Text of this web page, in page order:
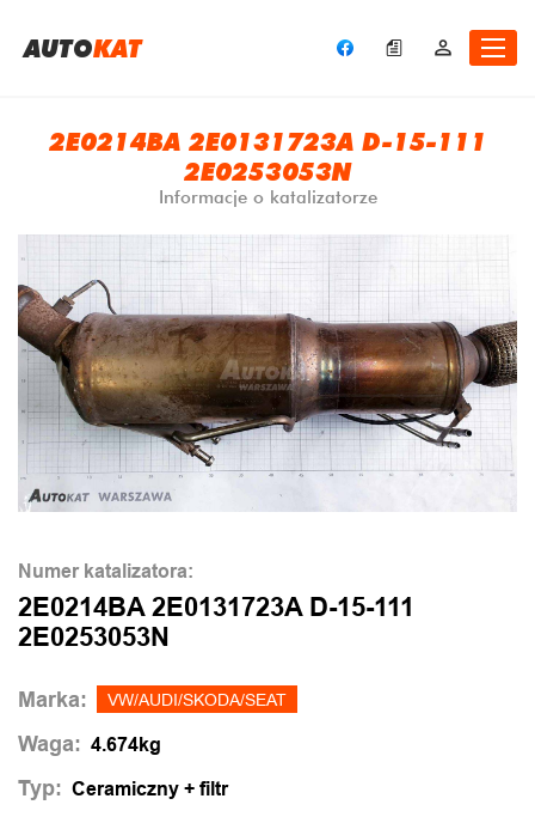
AUTOKAT
2E0214BA 2E0131723A D-15-111
2E0253053N
Informacje o katalizatorze
Numer katalizatora:
2E0214BA 2E0131723A D-15-111
2E0253053N
Marka: VW/AUDI/SKODA/SEAT
Waga: 4.674kg
Typ: Ceramiczny + filtr